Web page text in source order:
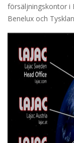
försäljningskontor i
Benelux och